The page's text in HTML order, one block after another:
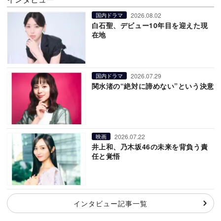
国内ドラマ 2026.08.02
白石聖、デビュー10年目を迎えた現
在地
国内ドラマ 2026.07.29
関水渚の“絶対に諦めない”という決意
映画 2026.07.22
井上和、乃木坂46の未来を背負う責
任と覚悟
インタビュー記事一覧